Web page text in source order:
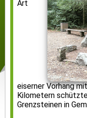
Art
eiserner Vorhang
Kilometern
Grenzsteinen in